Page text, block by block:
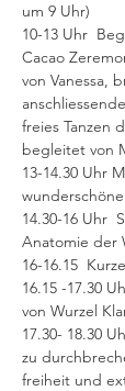
um 9 Uhr)
10-13 Uhr
Cacao
von Vanessa,
freies Tanzen
begleitet von
13-14.30 Uhr
14.30-16 Uhr
Anatomie der
16-16.15
16.15 -17.30
von Wurzel
17.30- 18.30
zu
freiheit und